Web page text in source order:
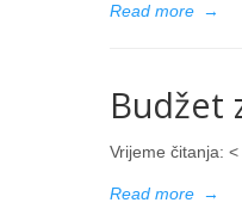
Read more →
Budžet
Vrijeme čitanja: <
Read more →